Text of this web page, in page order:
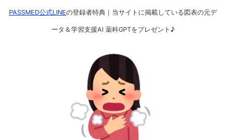
PASSMED公式LINEの登録者特典｜当サイトに掲載している図表の元デ
ータ＆学習支援AI 薬科GPTをプレゼント♪